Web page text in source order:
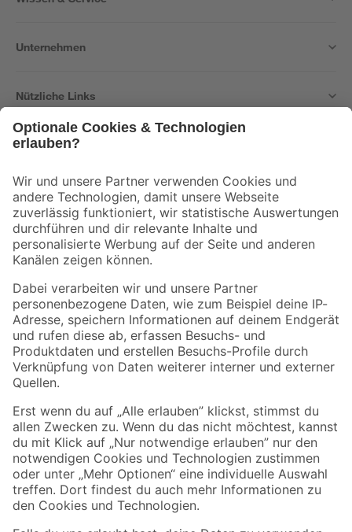
Unternehmen
Nützliche Links
Der toom Newsletter: Keine Angebote und Aktionen mehr verpassen!
Zur Newsletter Anmeldung
Folge uns
Zahlungsarten Versandarten
Sicher einkaufen
Jetzt die toom-App herunterladen